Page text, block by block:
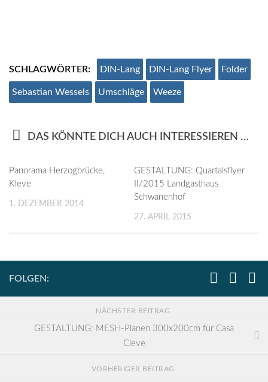
SCHLAGWÖRTER: DIN-Lang DIN-Lang Flyer Folder
Sebastian Wessels Umschläge Weeze
DAS KÖNNTE DICH AUCH INTERESSIEREN …
Panorama Herzogbrücke,
Kleve
1. DEZEMBER 2014
GESTALTUNG: Quartalsflyer
II/2015 Landgasthaus
Schwanenhof
27. APRIL 2015
FOLGEN:
NÄCHSTER BEITRAG
GESTALTUNG: MESH-Planen 300x200cm für Casa
Cleve
VORHERIGER BEITRAG